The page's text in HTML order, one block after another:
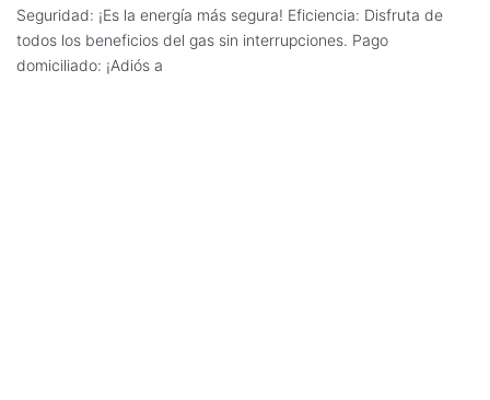
Seguridad: ¡Es la energía más segura! Eficiencia: Disfruta de
todos los beneficios del gas sin interrupciones. Pago
domiciliado: ¡Adiós a